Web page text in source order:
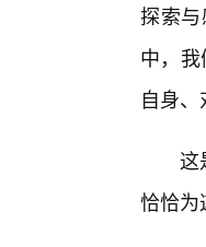
探索
中，
自身
这
恰恰为